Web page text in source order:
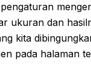
ukuran dan
kita
pada halaman